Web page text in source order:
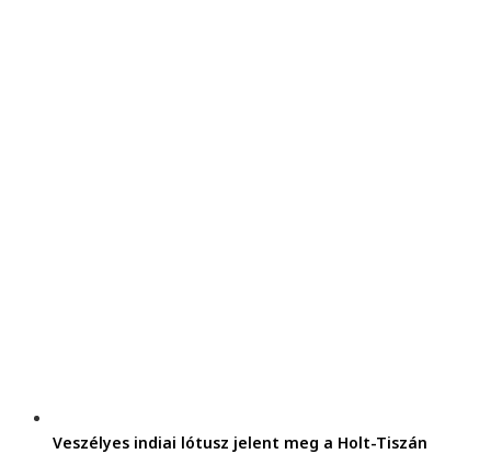
Veszélyes indiai lótusz jelent meg a Holt-Tiszán